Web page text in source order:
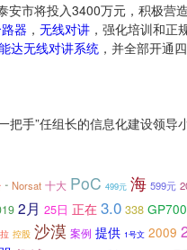
安市将投入3400万元，积极营
器 ， 无线对讲 ，强化培训和正
达无线对讲系统 ，并全部开通
把手”任组长的信息化建设领导
“ Norsat 十大 PoC 499元 海 599元
2月 25日 正在 3.0 338 GP700
控股 沙漠 案例 提供 1号文 2009